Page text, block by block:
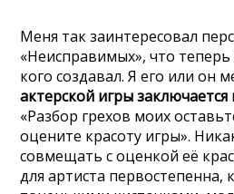
Меня так заинтересовал
«Неисправимых», что
кого создавал. Я его или он
актерской игры заключается
«Разбор грехов моих
оцените красоту игры».
совмещать с оценкой её
для артиста первостепенна,